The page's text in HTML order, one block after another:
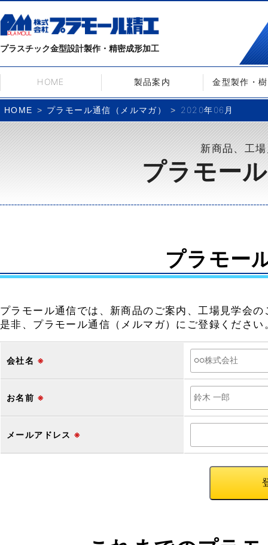
プラスチック金型設計製作・精密成形加工
HOME 製品案内 金型製作・
HOME プラモール通信（メルマガ） 2020年06月
新商品、工
プラモー
プラモー
プラモール通信では、新商品のご案内、工場見学会
是非、プラモール通信（メルマガ）にご登録ください
会社名 ※
お名前 ※
メールアドレス ※